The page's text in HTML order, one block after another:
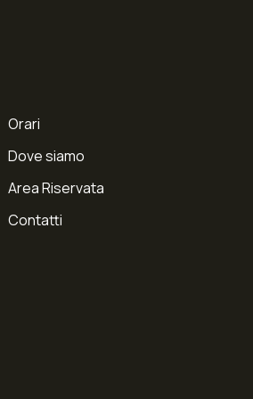
Orari
Dove siamo
Area Riservata
Contatti